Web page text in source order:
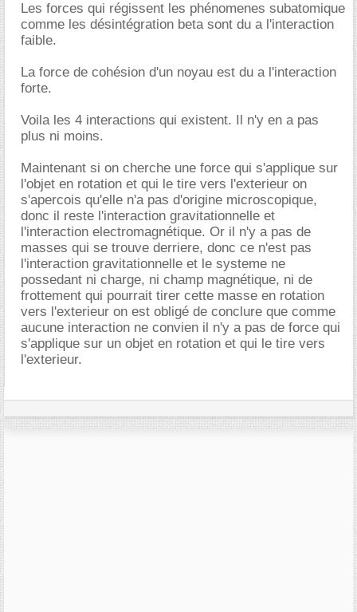
Les forces qui régissent les phénomenes subatomique
comme les désintégration beta sont du a l'interaction
faible.
La force de cohésion d'un noyau est du a l'interaction
forte.
Voila les 4 interactions qui existent. Il n'y en a pas
plus ni moins.
Maintenant si on cherche une force qui s'applique sur
l'objet en rotation et qui le tire vers l'exterieur on
s'apercois qu'elle n'a pas d'origine microscopique,
donc il reste l'interaction gravitationnelle et
l'interaction electromagnétique. Or il n'y a pas de
masses qui se trouve derriere, donc ce n'est pas
l'interaction gravitationnelle et le systeme ne
possedant ni charge, ni champ magnétique, ni de
frottement qui pourrait tirer cette masse en rotation
vers l'exterieur on est obligé de conclure que comme
aucune interaction ne convien il n'y a pas de force qui
s'applique sur un objet en rotation et qui le tire vers
l'exterieur.